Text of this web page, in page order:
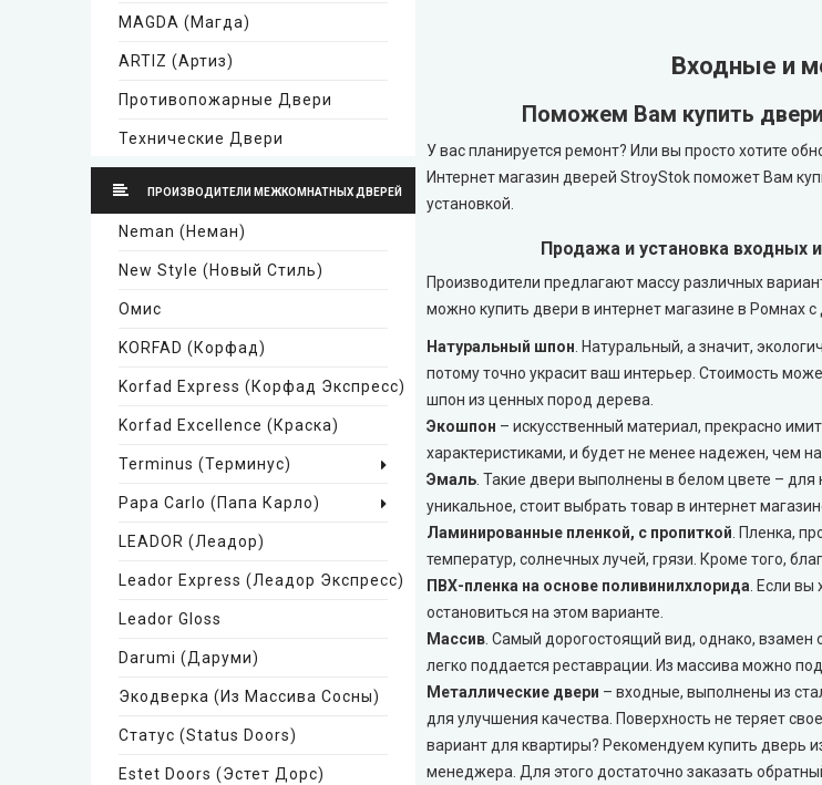
MAGDA (Магда)
ARTIZ (Артиз)
Противопожарные Двери
Технические Двери
Стильные Двери
Каскад
Steelguard
Arma (Арма)
Qdoors (Кью Дорс)
Двери Украины
REDFORT (Редфорт)
ПРОИЗВОДИТЕЛИ МЕЖКОМНАТНЫХ ДВЕРЕЙ
Neman (Неман)
New Style (Новый Стиль)
Омис
KORFAD (Корфад)
Korfad Express (Корфад Экспресс)
Korfad Excellence (краска)
Terminus (Терминус)
Papa Carlo (Папа Карло)
LEADOR (Леадор)
Leador Express (Леадор Экспресс)
Leador Gloss
Darumi (Даруми)
Экодверка (из Массива Сосны)
Статус (Status Doors)
Estet Doors (Эстет Дорс)
Входные и
Поможем Вам купить
У вас планируется ремонт? Или вы просто хотите
Интернет магазин дверей StroyStok поможет Вам
установкой.
Продажа и установка входных
Производители предлагают массу различных
можно купить двери в интернет магазине в Ромнах с
Натуральный шпон . Натуральный, а значит,
потому точно украсит ваш интерьер. Стоимость
шпон из ценных пород дерева.
Экошпон – искусственный материал, прекрасно
характеристиками, и будет не менее надежен, чем
Эмаль. Такие двери выполнены в белом цвете – для
уникальное, стоит выбрать товар в интернет
Ламинированные пленкой, с пропиткой . Пленка,
температур, солнечных лучей, грязи. Кроме того,
ПВХ-пленка на основе поливинилхлорида . Если
остановиться на этом варианте.
Массив. Самый дорогостоящий вид, однако, взамен
легко поддается реставрации. Из массива можно
Металлические двери – входные, выполнены из
для улучшения качества. Поверхность не теряет
вариант для квартиры? Рекомендуем купить дверь
менеджера. Для этого достаточно заказать